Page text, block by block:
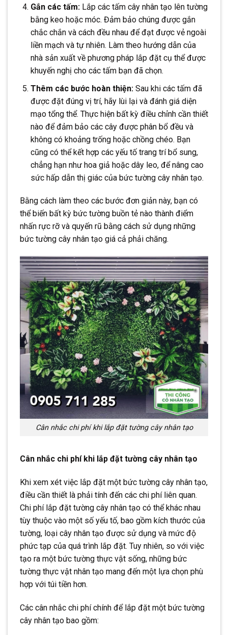
Gắn các tấm:Lắp các tấm cây nhân tạo lên tường
bằng keo hoặc móc. Đảm bảo chúng được gắn
chắc chắn và cách đều nhau để đạt được vẻ ngoài
liền mạch và tự nhiên. Làm theo hướng dẫn của
nhà sản xuất về phương pháp lắp đặt cụ thể được
khuyến nghị cho các tấm bạn đã chọn.
Thêm các bước hoàn thiện:Sau khi các tấm đã
được đặt đúng vị trí, hãy lùi lại và đánh giá diện
mạo tổng thể. Thực hiện bất kỳ điều chỉnh cần thiết
nào để đảm bảo các cây được phân bổ đều và
không có khoảng trống hoặc chồng chéo. Bạn
cũng có thể kết hợp các yếu tố trang trí bổ sung,
chẳng hạn như hoa giả hoặc dây leo, để nâng cao
sức hấp dẫn thị giác của bức tường cây nhân tạo.
Bằng cách làm theo các bước đơn giản này, bạn có
thể biến bất kỳ bức tường buồn tẻ nào thành điểm
nhấn rực rỡ và quyến rũ bằng cách sử dụng những
bức tường cây nhân tạo giá cả phải chăng.
Cân nhắc chi phí khi lắp đặt tường cây nhân tạo
Cân nhắc chi phí khi lắp đặt tường cây nhân tạo
Khi xem xét việc lắp đặt một bức tường cây nhân tạo,
điều cần thiết là phải tính đến các chi phí liên quan.
Chi phí lắp đặt tường cây nhân tạo có thể khác nhau
tùy thuộc vào một số yếu tố, bao gồm kích thước của
tường, loại cây nhân tạo được sử dụng và mức độ
phức tạp của quá trình lắp đặt. Tuy nhiên, so với việc
tạo ra một bức tường thực vật sống, những bức
tường thực vật nhân tạo mang đến một lựa chọn phù
hợp với túi tiền hơn.
Các cân nhắc chi phí chính để lắp đặt một bức tường
cây nhân tạo bao gồm: